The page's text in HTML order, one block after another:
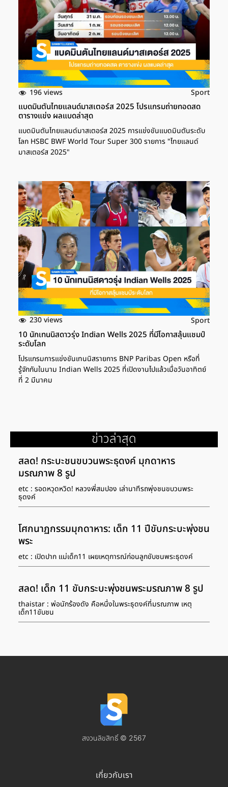
196 views Sport
แบดมินตันไทยแลนด์มาสเตอร์ส 2025 โปรแกรมถ่ายทอดสด
ตารางแข่ง ผลแบดล่าสุด
แบดมินตันไทยแลนด์มาสเตอร์ส 2025 การแข่งขันแบดมินตันระดับ
โลก HSBC BWF World Tour Super 300 รายการ "ไทยแลนด์
มาสเตอร์ส 2025"
230 views Sport
10 นักเทนนิสดาวรุ่ง Indian Wells 2025 ที่มีโอกาสลุ้นแชมป์
ระดับโลก
โปรแกรมการแข่งขันเทนนิสรายการ BNP Paribas Open หรือที่
รู้จักกันในนาม Indian Wells 2025 ที่เปิดงานไปแล้วเมื่อวันอาทิตย์
ที่ 2 มีนาคม
ข่าวล่าสุด
สลด! กระบะชนขบวนพระธุดงค์ มุกดาหาร
มรณภาพ 8 รูป
etc : รอดหวุดหวิด! หลวงพี่สมปอง เล่านาทีรถพุ่งชนขบวนพระ
ธุดงค์
โศกนาฏกรรมมุกดาหาร: เด็ก 11 ปีขับกระบะพุ่งชน
พระ
etc : เปิดปาก แม่เด็ก11 เผยเหตุการณ์ก่อนลูกขับชนพระธุดงค์
สลด! เด็ก 11 ขับกระบะพุ่งชนพระมรณภาพ 8 รูป
thaistar : พ่อนักร้องดัง คือหนึ่งในพระธุดงค์ที่มรณภาพ เหตุ
เด็ก11ขับชน
สงวนลิขสิทธิ์ © 2567
เกี่ยวกับเรา